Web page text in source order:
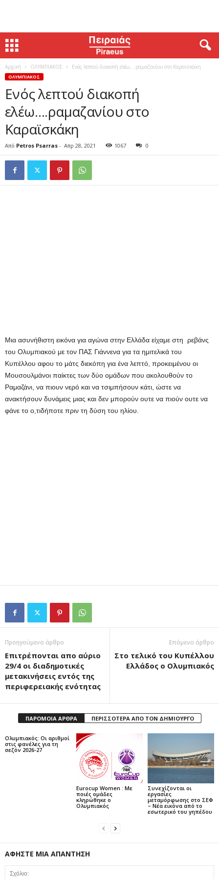
Αρχική ΟΛΥΜΠΙΑΚΟΣ Ενός λεπτού διακοπή ελέω….ραμαζανίου στο Καραϊσκάκη
ΟΛΥΜΠΙΑΚΟΣ
Ενός λεπτού διακοπή
ελέω….ραμαζανίου στο
Καραϊσκάκη
Από Petros Psarras - Απρ 28, 2021 1067 0
Μια ασυνήθιστη εικόνα για αγώνα στην Ελλάδα είχαμε στη ρεβάνς
του Ολυμπιακού με τον ΠΑΣ Γιάννενα για τα ημιτελικά του
Κυπέλλου αφου το μάτς διεκόπη για ένα λεπτό, προκειμένου οι
Μουσουλμάνοι παίκτες των δύο ομάδων που ακολουθούν το
Ραμαζάνι, να πιουν νερό και να τσιμπήσουν κάτι, ώστε να
ανακτήσουν δυνάμεις μιας και δεν μπορούν ουτε να πιούν ουτε να
φάνε το ο,τιδήποτε πριν τη δύση του ηλίου.
Προηγούμενο άρθρο
Επιτρέπονται απο αύριο
29/4 οι διαδημοτικές
μετακινήσεις εντός της
περιφερειακής ενότητας
Επόμενο άρθρο
Στο τελικό του Κυπέλλου
Ελλάδος ο Ολυμπιακός
ΠΑΡΟΜΟΙΑ ΑΡΘΡΑ ΠΕΡΙΣΣΟΤΕΡΑ ΑΠΟ ΤΟΝ ΔΗΜΙΟΥΡΓΟ
Ολυμπιακός: Οι αριθμοί
στις φανέλες για τη
σεζόν 2026-27
Eurocup Women : Με
ποιές ομάδες
κληρώθηκε ο
Ολυμπιακός
Συνεχίζονται οι
εργασίες
μεταμόρφωσης στο ΣΕΦ
– Νέα εικόνα από το
εσωτερικό του γηπέδου
ΑΦΗΣΤΕ ΜΙΑ ΑΠΑΝΤΗΣΗ